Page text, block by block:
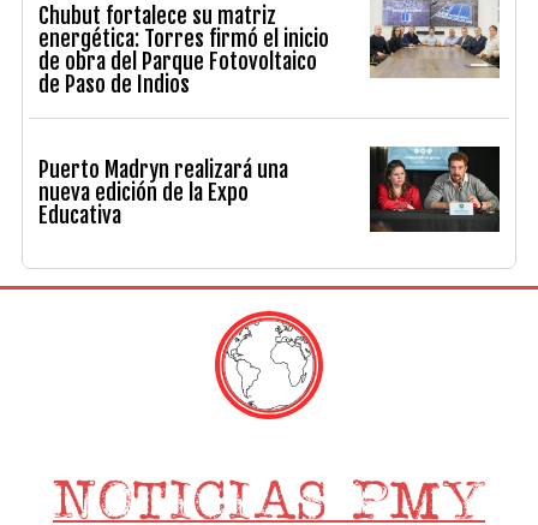
Chubut fortalece su matriz
energética: Torres firmó el inicio
de obra del Parque Fotovoltaico
de Paso de Indios
Puerto Madryn realizará una
nueva edición de la Expo
Educativa